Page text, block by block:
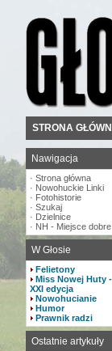
STRONA
Nawigacja
· Strona główna
· Nowohuckie Linki
· Fotohistorie
· Szukaj
· Dzielnice
· NH - Miejsce
W Głosie
Felietony
Miss Nowej Huty -
XXI edycja
Nowohucianie
Humor
Prawnik radzi
Ostatnie artykuły